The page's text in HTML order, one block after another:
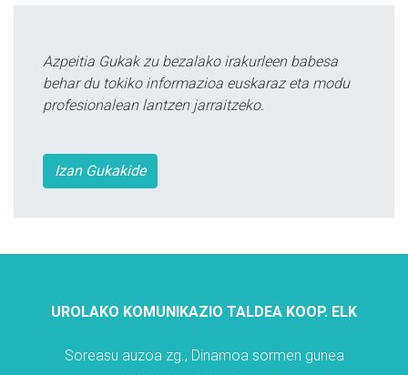
Azpeitia Gukak zu bezalako irakurleen babesa
behar du tokiko informazioa euskaraz eta modu
profesionalean lantzen jarraitzeko.
Izan Gukakide
UROLAKO KOMUNIKAZIO TALDEA KOOP. ELK
Soreasu auzoa zg., Dinamoa sormen gunea